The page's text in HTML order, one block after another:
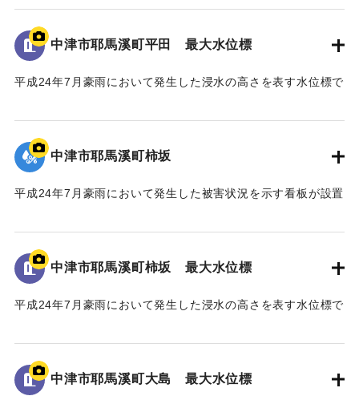
このため、国土交通省では「山国川床上浸水対策特別緊急
事業」を平成二十五年五月に採択し、山国川の中流部約十キ
ロ区間において、堤防整備や河道掘削などの緊急的な河川整
この間、事業の推進にあたり、地権者の皆様、地域の皆
今後、将来にわたり、山国川の美しい風景や自然の中で、
この水害の記憶が後世に引き継がれ、地域の安全・安心、水
害からの復興・発展に繋がることを心より願い、ここに銘記
平成三十年十一月
国土交通省 山国川河川事務所
「平成24年7月九州北部豪雨」により、中津市耶馬溪町平田地
区及び戸原地区では、約70戸の家屋が浸水する甚大な被害を
地面から160cmの位置に水位が示されている。
｜固有コード: 09922071
中津市耶馬溪町平田 最大水位標
平成24年7月豪雨において発生した浸水の高さを表す水位標で
地面から105cmの位置に水位が示されている。
｜固有コード: 09922070
中津市耶馬溪町柿坂
平成24年7月豪雨において発生した被害状況を示す看板が設置
｜固有コード:
中津市耶馬溪町柿坂 最大水位標
平成24年7月豪雨において発生した浸水の高さを表す水位標で
地面から160cmの位置に水位が示されている。
｜固有コード: 09922068
中津市耶馬溪町大島 最大水位標